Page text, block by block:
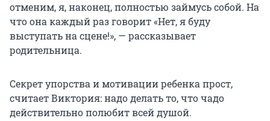
отменим, я, наконец, полностью займусь собой. На
что она каждый раз говорит «Нет, я буду
выступать на сцене!», — рассказывает
родительница.
Секрет упорства и мотивации ребенка прост,
считает Виктория: надо делать то, что чадо
действительно полюбит всей душой.